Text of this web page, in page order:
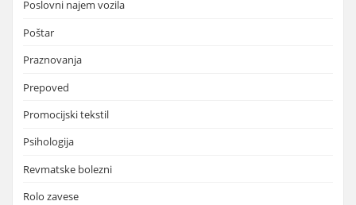
Poslovni najem vozila
Poštar
Praznovanja
Prepoved
Promocijski tekstil
Psihologija
Revmatske bolezni
Rolo zavese